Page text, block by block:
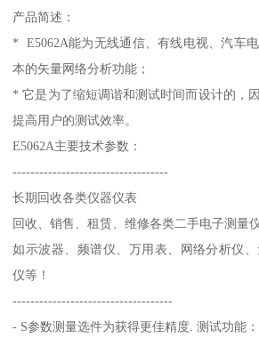
产品简述：
* E5062A能为无线通信、有线电视、汽车
本的矢量网络分析功能；
* 它是为了缩短调谐和测试时间而设计的，
提高用户的测试效率。
E5062A主要技术参数：
-----------------------------------
长期回收各类仪器仪表
回收、销售、租赁、维修各类二手电子测量
如示波器、频谱仪、万用表、网络分析仪
仪等！
------------------------------------
- S参数测量选件为获得更佳精度. 测试功能